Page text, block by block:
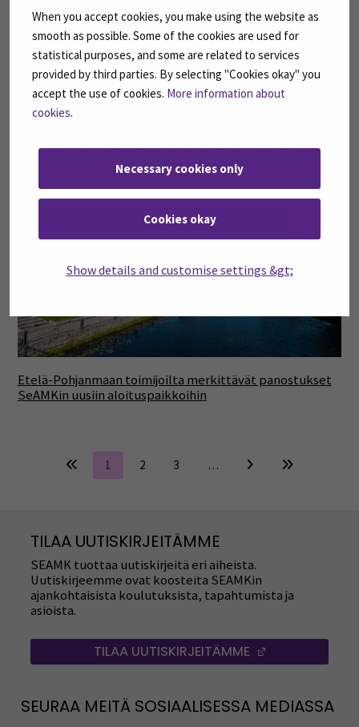
When you accept cookies, you make using the website as
smooth as possible. Some of the cookies are used for
statistical purposes, and some are related to services
provided by third parties. By selecting "Cookies okay" you
accept the use of cookies. More information about
cookies.
Necessary cookies only
Cookies okay
Show details and customise settings &gt;
Avoimen iltamissa puhujana somelääkäri Atte Virolainen
- miksi niin monet lapset ja nuoret voivat huonosti?
kesä
Etelä-Pohjanmaan toimijoilta merkittävät panostukset
SeAMKin uusiin aloituspaikkoihin
1 2 3 …
TILAA UUTISKIRJEITÄMME
SEAMK tuottaa uutiskirjeitä eri aiheista.
Uutiskirjeemme ovat koosteita SEAMKin
ajankohtaisista koulutuksista, tapahtumista ja
asioista.
TILAA UUTISKIRJEITÄMME
SEURAA MEITÄ SOSIAALISESSA MEDIASSA